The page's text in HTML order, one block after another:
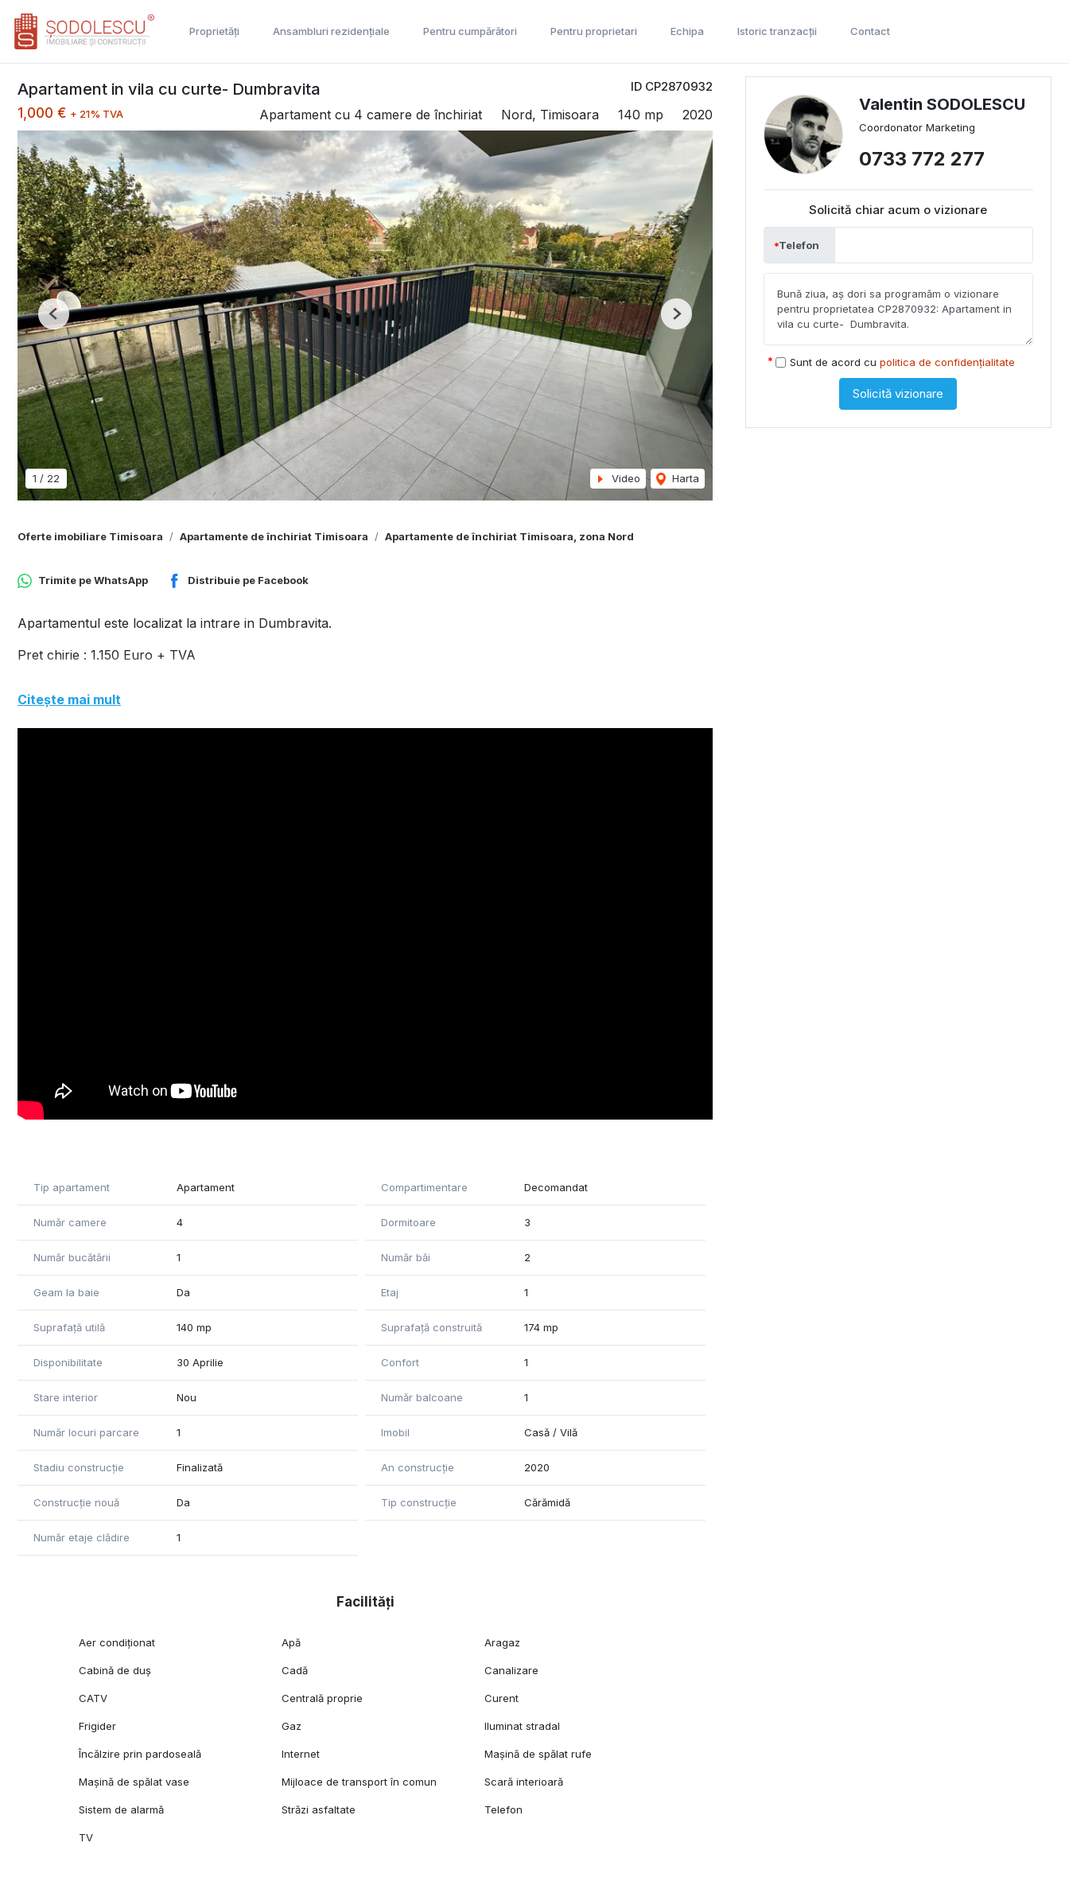
Proprietăți Ansambluri rezidențiale Pentru cumpărători Pentru proprietari Echipa Istoric tranzacții Contact
ID CP2870932
Apartament in vila cu curte- Dumbravita
1,000 € + 21% TVA Apartament cu 4 camere de închiriat Nord, Timisoara 140 mp 2020
1 / 22 Video Harta
Previous Next
Oferte imobiliare Timisoara Apartamente de închiriat Timisoara Apartamente de închiriat Timisoara, zona Nord
Trimite peWhatsApp Distribuie pe Facebook
Apartamentul este localizat la intrare in Dumbravita.
Pret chirie : 1.150 Euro + TVA
Citește mai mult
Tip apartament Apartament Compartimentare Decomandat
Număr camere 4 Dormitoare 3
Număr bucătării 1 Număr băi 2
Geam la baie Da Etaj 1
Suprafață utilă 140 mp Suprafață construită 174 mp
Disponibilitate 30 Aprilie Confort 1
Stare interior Nou Număr balcoane 1
Număr locuri parcare 1 Imobil Casă / Vilă
Stadiu construcție Finalizată An construcție 2020
Construcție nouă Da Tip construcție Cărămidă
Număr etaje clădire 1
Facilități
Aer condiționat Apă Aragaz
Cabină de duș Cadă Canalizare
CATV Centrală proprie Curent
Frigider Gaz Iluminat stradal
Încălzire prin pardoseală Internet Mașină de spălat rufe
Mașină de spălat vase Mijloace de transport în comun Scară interioară
Sistem de alarmă Străzi asfaltate Telefon
TV
Valentin SODOLESCU
Coordonator Marketing
0733 772 277
Solicită chiar acum o vizionare
Telefon
Sunt de acord cu politica de confidențialitate
Solicită vizionare